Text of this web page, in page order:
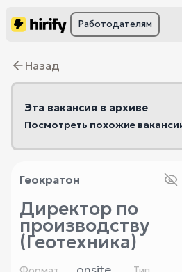
Работодателям
Назад
Эта вакансия в архиве
Посмотреть похожие
Геократон
Директор по
производству
(Геотехника)